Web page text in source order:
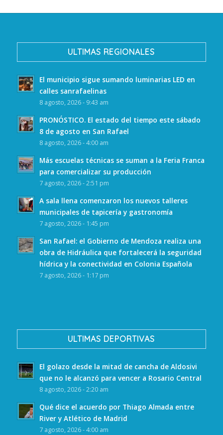
ULTIMAS REGIONALES
El municipio sigue sumando luminarias LED en
calles sanrafaelinas
8 agosto, 2026 - 9:43 am
PRONÓSTICO. El estado del tiempo este sábado
8 de agosto en San Rafael
8 agosto, 2026 - 4:00 am
Más escuelas técnicas se suman a la Feria Franca
para comercializar su producción
7 agosto, 2026 - 2:51 pm
A sala llena comenzaron los nuevos talleres
municipales de tapicería y gastronomía
7 agosto, 2026 - 1:45 pm
San Rafael: el Gobierno de Mendoza realiza una
obra de Hidráulica que fortalecerá la seguridad
hídrica y la conectividad en Colonia Española
7 agosto, 2026 - 1:17 pm
ULTIMAS DEPORTIVAS
El golazo desde la mitad de cancha de Aldosivi
que no le alcanzó para vencer a Rosario Central
8 agosto, 2026 - 2:20 am
Qué dice el acuerdo por Thiago Almada entre
River y Atlético de Madrid
7 agosto, 2026 - 4:00 am